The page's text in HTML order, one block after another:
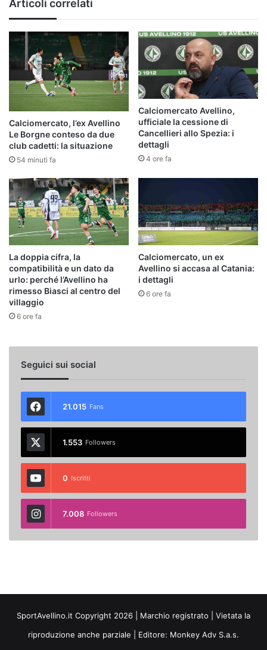
Articoli correlati
Calciomercato, l’ex Avellino
Le Borgne conteso da due
club cadetti: la situazione
54 minuti fa
Calciomercato Avellino,
ufficiale la cessione di
Cancellieri allo Spezia: i
dettagli
4 ore fa
La doppia cifra, la
compatibilità e un dato da
urlo: perché l’Avellino ha
rimesso Biasci al centro del
villaggio
6 ore fa
Calciomercato, un ex
Avellino si accasa al Catania:
i dettagli
6 ore fa
Seguici sui social
21.015 Fans
1.553 Followers
0 Iscritti
7.008 Followers
SportAvellino.it Copyright 2026 | Marchio registrato | Vietata la
riproduzione anche parziale | Editore: Monkey Adv S.a.s.